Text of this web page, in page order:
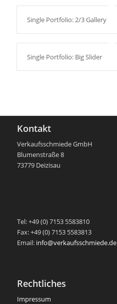
Single Portfolio: 2/3 Gallery
Single Portfolio: Big Slider
Kontakt
Verkaufsschmiede GmbH
Blumenstraße 8
73779 Deizisau
Tel: +49 (0) 7153 5583810
Fax: +49 (0) 7153 5583813
Email: info@verkaufsschmiede.de
Rechtliches
Impressum